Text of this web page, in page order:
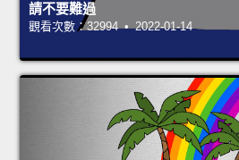
請不要難過
觀看次數：32994 • 2022-01-14